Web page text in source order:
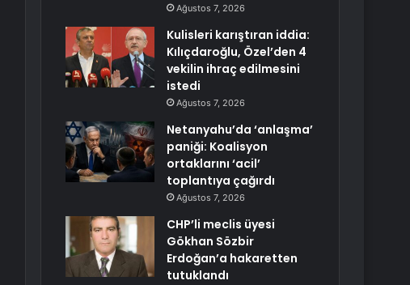
Ağustos 7, 2026
Kulisleri karıştıran iddia:
Kılıçdaroğlu, Özel’den 4
vekilin ihraç edilmesini
istedi
Ağustos 7, 2026
Netanyahu’da ‘anlaşma’
paniği: Koalisyon
ortaklarını ‘acil’
toplantıya çağırdı
Ağustos 7, 2026
CHP’li meclis üyesi
Gökhan Sözbir
Erdoğan’a hakaretten
tutuklandı